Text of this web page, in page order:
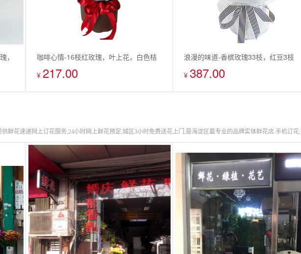
，
咖啡心情-16枝红玫瑰，叶上花，白色桔
梗
¥ 217.00
浪漫的味道-香槟玫瑰33枝，红豆3枝
¥ 387.00
鲜花速递网上订花服务,24小时网上鲜花预定,城区3小时免费送花上门,是海淀区最专业的品牌实体鲜花店.手机订